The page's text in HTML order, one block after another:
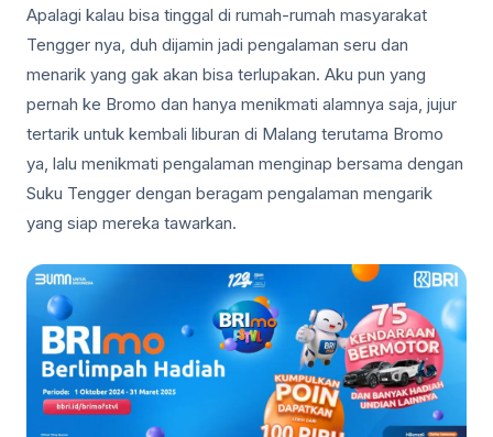
Apalagi kalau bisa tinggal di rumah-rumah masyarakat
Tengger nya, duh dijamin jadi pengalaman seru dan
menarik yang gak akan bisa terlupakan. Aku pun yang
pernah ke Bromo dan hanya menikmati alamnya saja, jujur
tertarik untuk kembali liburan di Malang terutama Bromo
ya, lalu menikmati pengalaman menginap bersama dengan
Suku Tengger dengan beragam pengalaman mengarik
yang siap mereka tawarkan.